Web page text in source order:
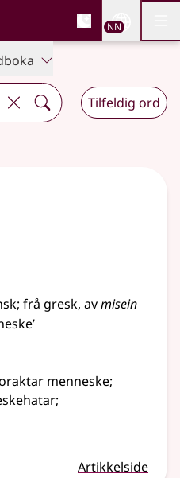
og
NN
Tilfeldig ord
tilgjengelege
; frå gresk, avmisein
menneske;
;
Artikkelside